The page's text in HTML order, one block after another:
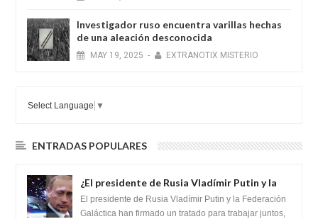
Investigador ruso encuentra varillas hechas
de una aleación desconocida
MAY 19, 2025 - EXTRANOTIX MISTERIO
Select Language ▼
ENTRADAS POPULARES
¿El presidente de Rusia Vladímir Putin y la
Federación Galactica han firmado un
tratado para acabar con los Sionistas?
El presidente de Rusia Vladímir Putin y la Federación
Galáctica han firmado un tratado para trabajar juntos,